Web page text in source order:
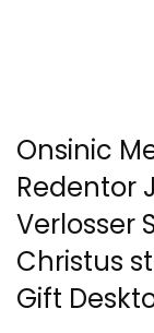
Onsinic
Redentor
Verlosser
Christus
Gift